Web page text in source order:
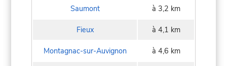
Saumont à 3,2 km
Fieux à 4,1 km
Montagnac-sur-Auvignon à 4,6 km